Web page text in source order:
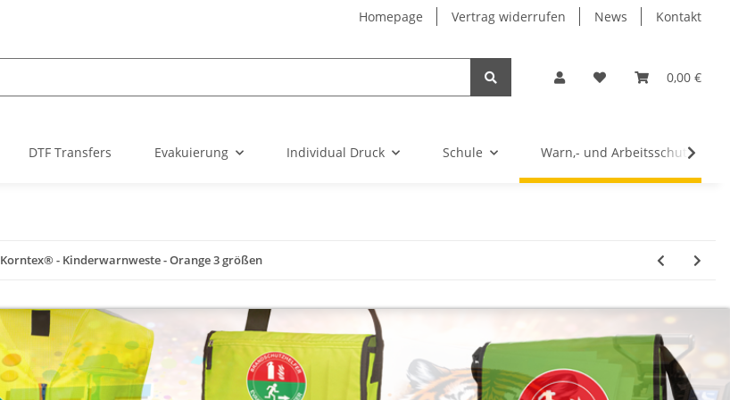
Homepage Vertrag widerrufen News Kontakt
0,00 €
DTF Transfers Evakuierung Individual Druck Schule Warn,- und Arbeitsschutz
Korntex® - Kinderwarnweste - Orange 3 größen